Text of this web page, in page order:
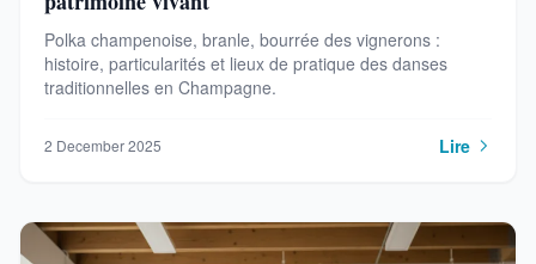
Polka champenoise, branle, bourrée des vignerons :
histoire, particularités et lieux de pratique des danses
traditionnelles en Champagne.
2 December 2025 Lire